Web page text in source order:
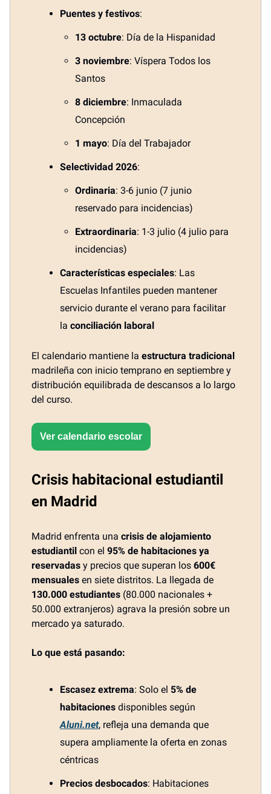
Puentes y festivos:
13 octubre: Día de la Hispanidad
3 noviembre: Víspera Todos los
Santos
8 diciembre: Inmaculada
Concepción
1 mayo: Día del Trabajador
Selectividad 2026:
Ordinaria: 3-6 junio (7 junio
reservado para incidencias)
Extraordinaria: 1-3 julio (4 julio para
incidencias)
Características especiales: Las
Escuelas Infantiles pueden mantener
servicio durante el verano para facilitar
la conciliación laboral
El calendario mantiene la estructura tradicional
madrileña con inicio temprano en septiembre y
distribución equilibrada de descansos a lo largo
del curso.
Ver calendario escolar
Crisis habitacional estudiantil
en Madrid
Madrid enfrenta una crisis de alojamiento
estudiantil con el 95% de habitaciones ya
reservadas y precios que superan los 600€
mensuales en siete distritos. La llegada de
130.000 estudiantes (80.000 nacionales +
50.000 extranjeros) agrava la presión sobre un
mercado ya saturado.
Lo que está pasando:
Escasez extrema: Solo el 5% de
habitaciones disponibles según
Aluni.net, refleja una demanda que
supera ampliamente la oferta en zonas
céntricas
Precios desbocados: Habitaciones